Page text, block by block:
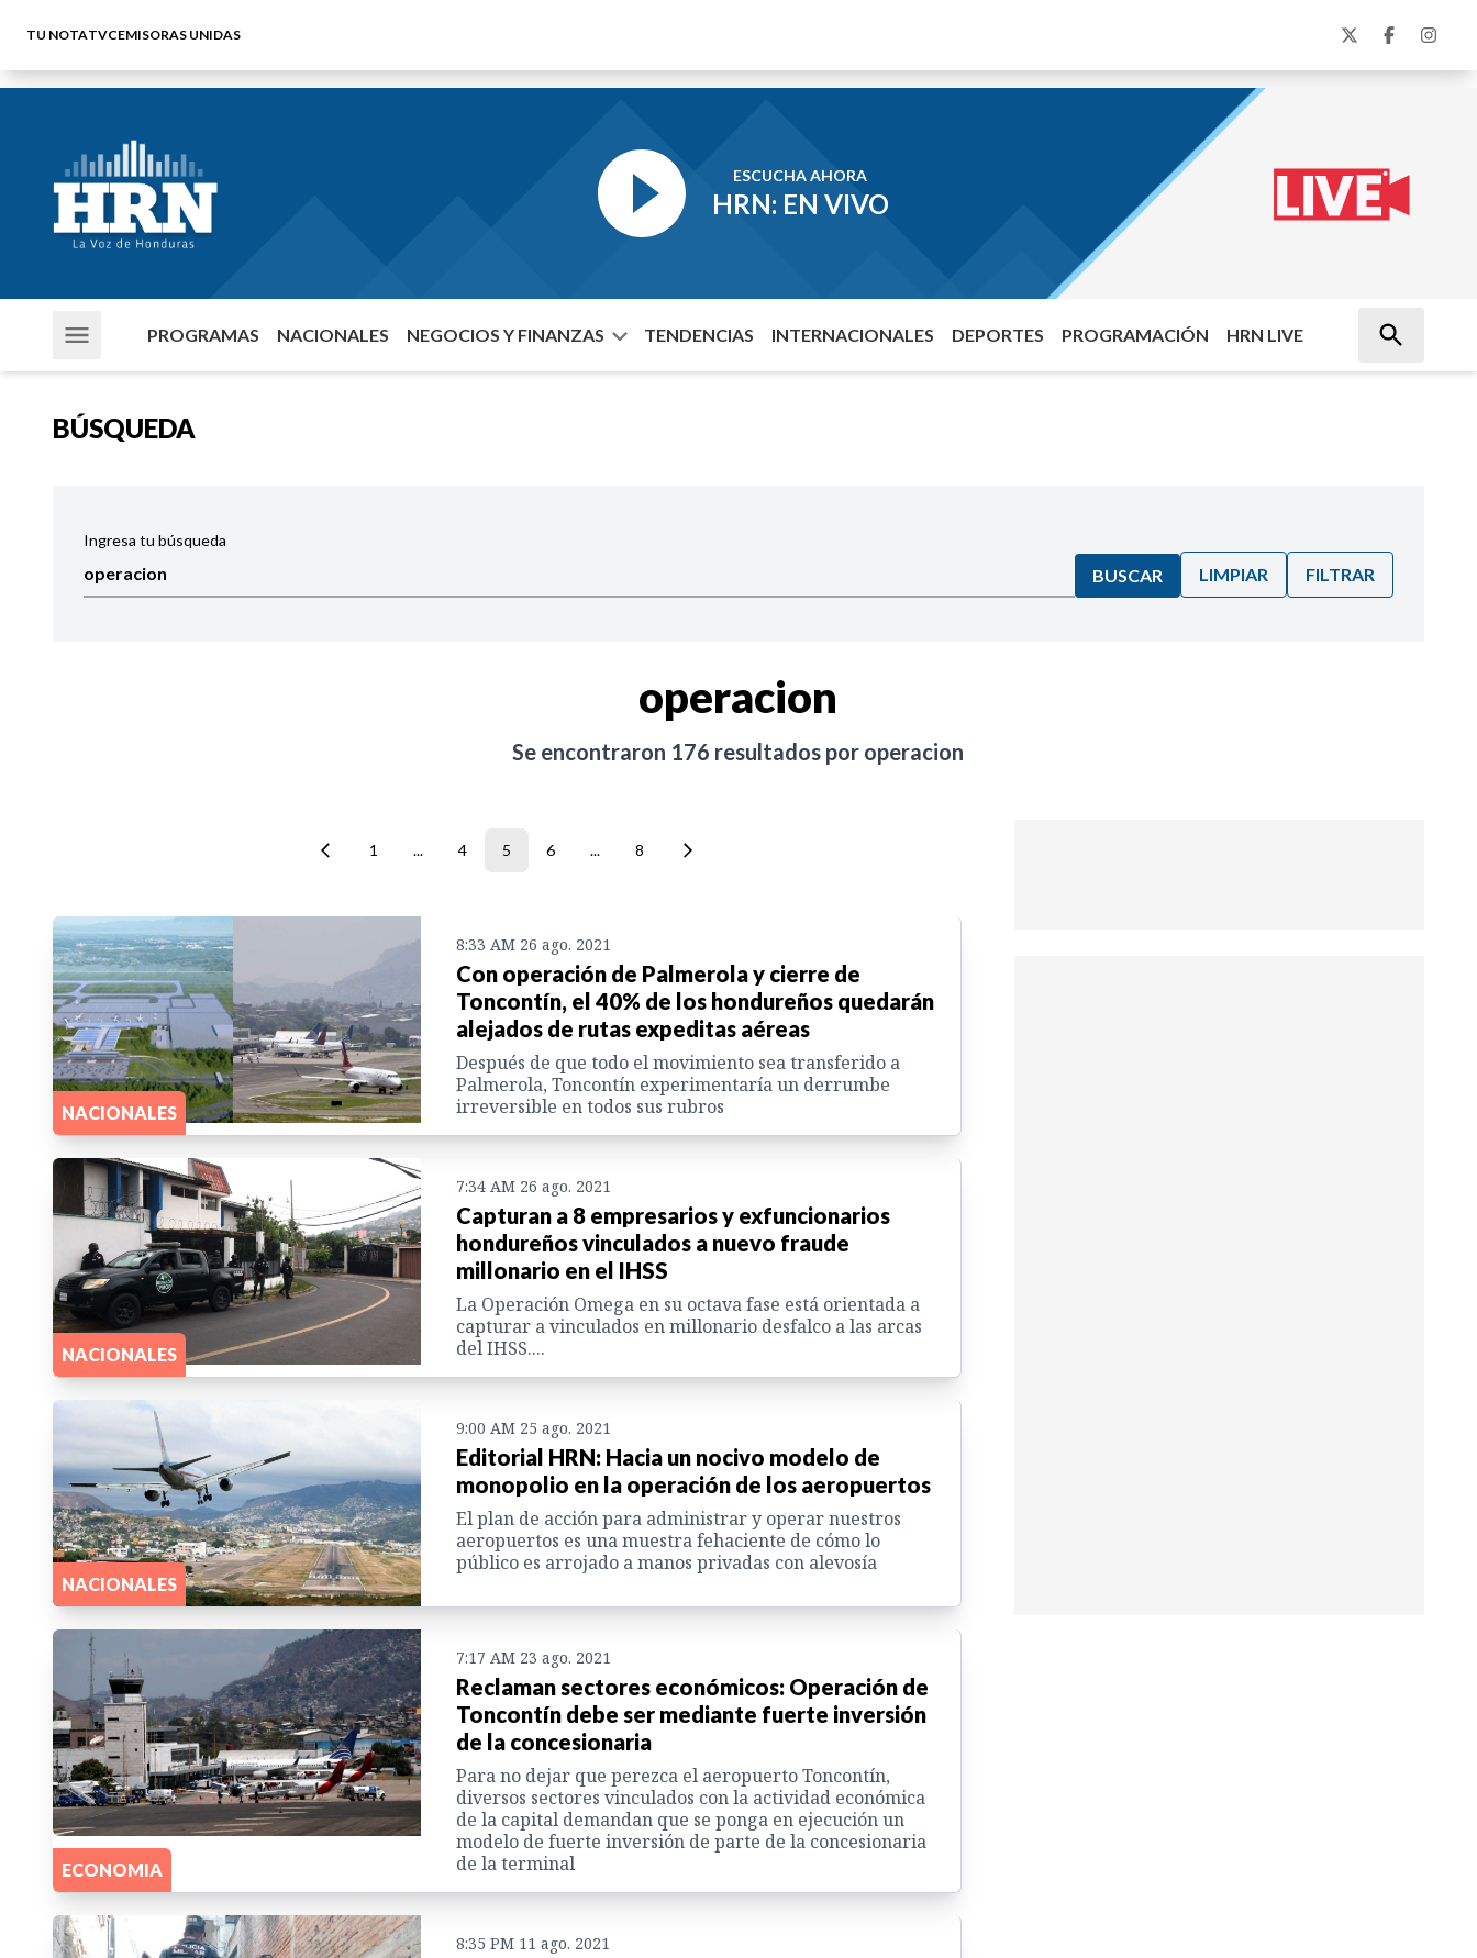
TU NOTATVCEMISORAS UNIDAS
ESCUCHA AHORA
HRN: EN VIVO
PROGRAMAS NACIONALES NEGOCIOS Y FINANZAS TENDENCIAS INTERNACIONALES DEPORTES PROGRAMACIÓN HRN LIVE
BÚSQUEDA
Ingresa tu búsqueda
BUSCAR LIMPIAR FILTRAR
operacion
Se encontraron 176 resultados por operacion
1 ... 4 5 6 ... 8
NACIONALES
8:33 AM 26 ago. 2021
Con operación de Palmerola y cierre de
Toncontín, el 40% de los hondureños quedarán
alejados de rutas expeditas aéreas
Después de que todo el movimiento sea transferido a
Palmerola, Toncontín experimentaría un derrumbe
irreversible en todos sus rubros
NACIONALES
7:34 AM 26 ago. 2021
Capturan a 8 empresarios y exfuncionarios
hondureños vinculados a nuevo fraude
millonario en el IHSS
La Operación Omega en su octava fase está orientada a
capturar a vinculados en millonario desfalco a las arcas
del IHSS....
NACIONALES
9:00 AM 25 ago. 2021
Editorial HRN: Hacia un nocivo modelo de
monopolio en la operación de los aeropuertos
El plan de acción para administrar y operar nuestros
aeropuertos es una muestra fehaciente de cómo lo
público es arrojado a manos privadas con alevosía
ECONOMIA
7:17 AM 23 ago. 2021
Reclaman sectores económicos: Operación de
Toncontín debe ser mediante fuerte inversión
de la concesionaria
Para no dejar que perezca el aeropuerto Toncontín,
diversos sectores vinculados con la actividad económica
de la capital demandan que se ponga en ejecución un
modelo de fuerte inversión de parte de la concesionaria
de la terminal
8:35 PM 11 ago. 2021